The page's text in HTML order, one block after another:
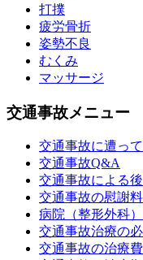
打撲
疲労骨折
姿勢不良
むくみ
マッサージ
交通事故メニュー
交通事故に遭っ
交通事故Q&A
交通事故による
交通事故の慰謝
病院（整形外科
交通事故治療の
交通事故の治療